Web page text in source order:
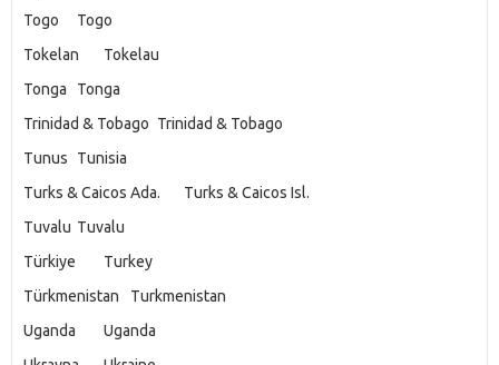
Togo
Togo
Tokelan
Tokelau
Tonga
Tonga
Trinidad & Tobago Trinidad & Tobago
Tunus
Tunisia
Turks & Caicos Ada.
Turks & Caicos Isl.
Tuvalu Tuvalu
Türkiye
Turkey
Türkmenistan
Turkmenistan
Uganda
Uganda